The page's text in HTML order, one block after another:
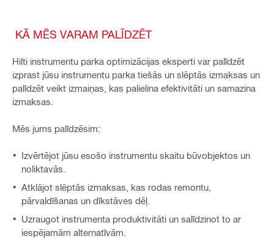
KĀ MĒS VARAM PALĪDZĒT
Hilti instrumentu parka optimizācijas eksperti var palīdzēt
izprast jūsu instrumentu parka tiešās un slēptās izmaksas un
palīdzēt veikt izmaiņas, kas palielina efektivitāti un samazina
izmaksas.
Mēs jums palīdzēsim:
Izvērtējot jūsu esošo instrumentu skaitu būvobjektos un
noliktavās.
Atklājot slēptās izmaksas, kas rodas remontu,
pārvaldīšanas un dīkstāves dēļ.
Uzraugot instrumenta produktivitāti un salīdzinot to ar
iespējamām alternatīvām.